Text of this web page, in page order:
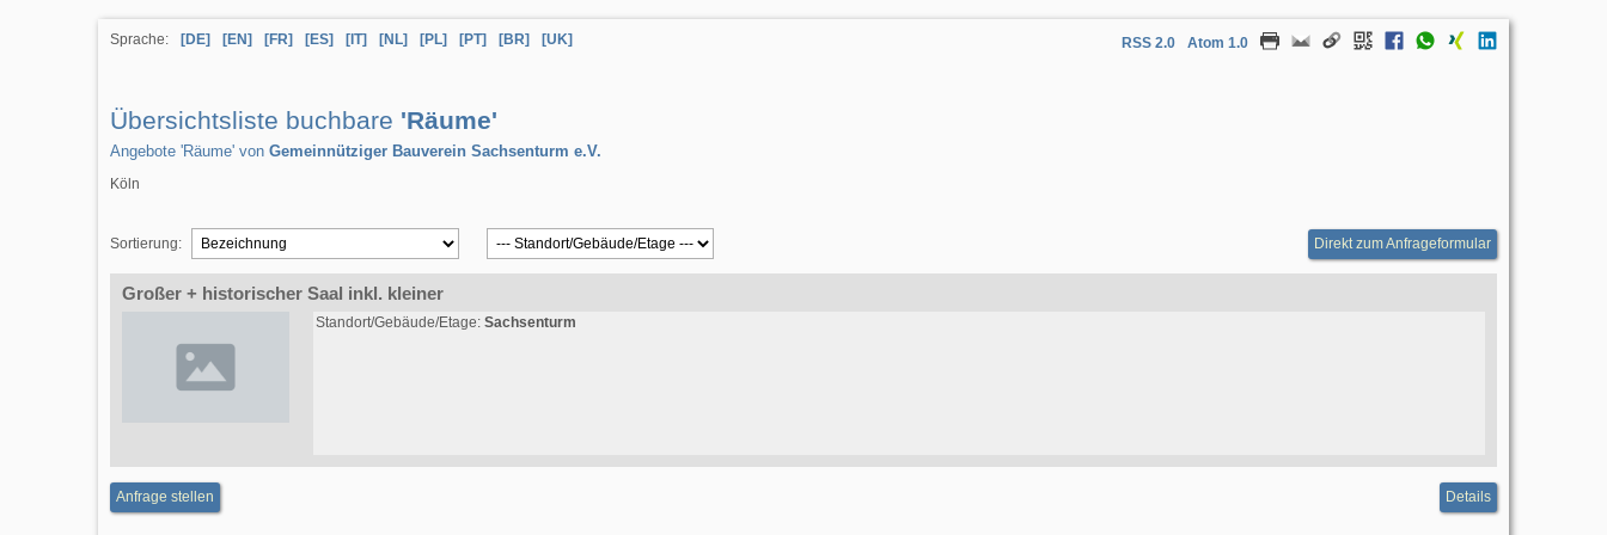
Sprache: [DE] [EN] [FR] [ES] [IT] [NL] [PL] [PT] [BR] [UK] RSS 2.0 Atom 1.0
Übersichtsliste buchbare 'Räume'
Angebote 'Räume' von Gemeinnütziger Bauverein Sachsenturm e.V.
Köln
Sortierung: Direkt zum Anfrageformular
Großer + historischer Saal inkl. kleiner
Standort/Gebäude/Etage: Sachsenturm
Anfrage stellen Details